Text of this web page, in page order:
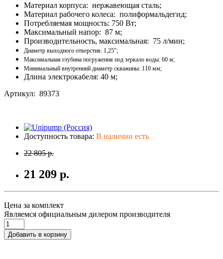
Материал корпуса: нержавеющая сталь;
Материал рабочего колеса: полиформальдегид;
Потребляемая мощность: 750 Вт;
Максимальный напор: 87 м;
Производительность, максимальная: 75 л/мин;
Диаметр выходного отверстия: 1,25";
Максимальная глубина погружения под зеркало воды: 60 м;
Минимальный внутренний диаметр скважины: 110 мм;
Длина электрокабеля: 40 м;
Артикул: 89373
Доступность товара: В наличии есть
22 805 р.
21 209 р.
Цена за комплект
Являемся официальным дилером производителя
Добавить в корзину